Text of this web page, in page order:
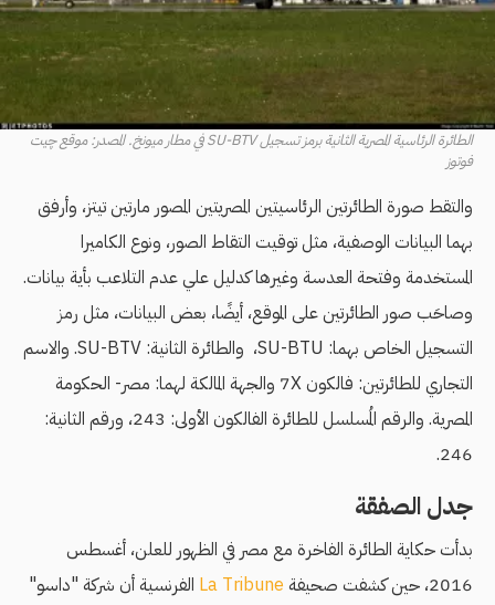
الطائرة الرئاسية المصرية الثانية برمز تسجيل SU-BTV في مطار ميونخ. المصدر: موقع چيت
فوتوز
والتقط صورة الطائرتين الرئاسيتين المصريتين المصور مارتين تيتز، وأرفق
بهما البيانات الوصفية، مثل توقيت التقاط الصور، ونوع الكاميرا
المستخدمة وفتحة العدسة وغيرها كدليل علي عدم التلاعب بأية بيانات.
وصاحَب صور الطائرتين على الموقع، أيضًا، بعض البيانات، مثل رمز
التسجيل الخاص بهما: SU-BTU، والطائرة الثانية: SU-BTV. والاسم
التجاري للطائرتين: فالكون 7X والجهة المالكة لهما: مصر- الحكومة
المصرية. والرقم المُسلسل للطائرة الفالكون الأولى: 243، ورقم الثانية:
246.
جدل الصفقة
بدأت حكاية الطائرة الفاخرة مع مصر في الظهور للعلن، أغسطس
2016، حين كشفت صحيفة
La Tribune الفرنسية أن شركة "داسو"